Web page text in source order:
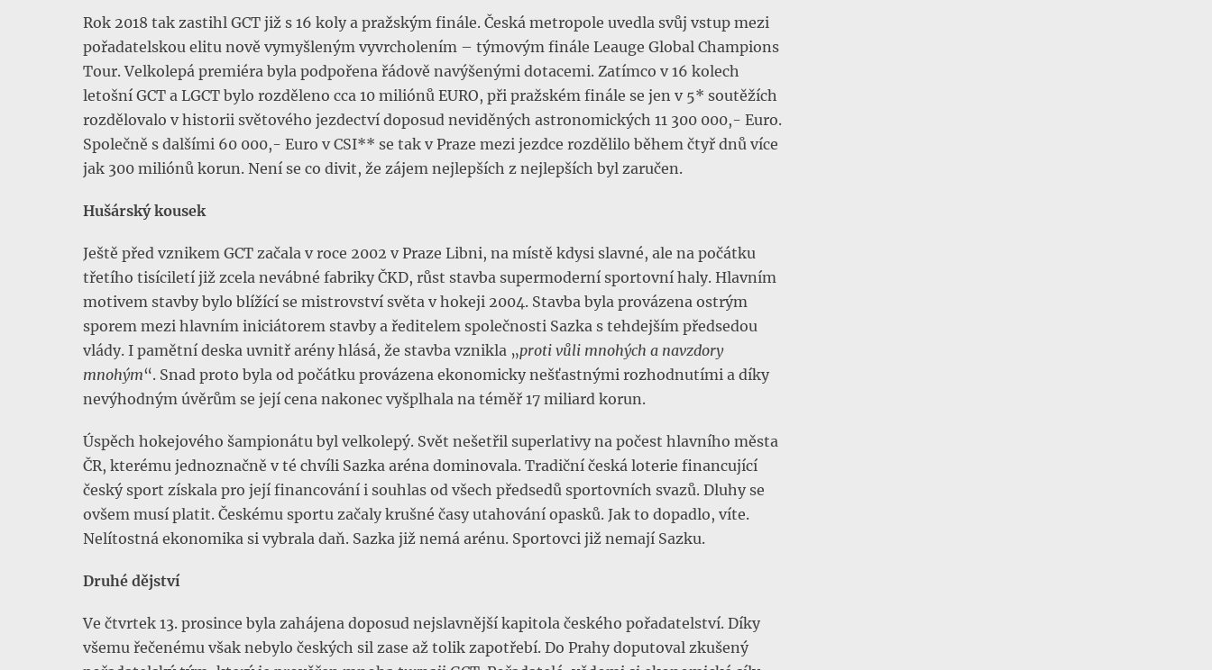
Rok 2018 tak zastihl GCT již s 16 koly a pražským finále. Česká metropole uvedla svůj vstup mezi
pořadatelskou elitu nově vymyšleným vyvrcholením – týmovým finále Leauge Global Champions
Tour. Velkolepá premiéra byla podpořena řádově navýšenými dotacemi. Zatímco v 16 kolech
letošní GCT a LGCT bylo rozděleno cca 10 miliónů EURO, při pražském finále se jen v 5* soutěžích
rozdělovalo v historii světového jezdectví doposud neviděných astronomických 11 300 000,- Euro.
Společně s dalšími 60 000,- Euro v CSI** se tak v Praze mezi jezdce rozdělilo během čtyř dnů více
jak 300 miliónů korun. Není se co divit, že zájem nejlepších z nejlepších byl zaručen.
Hušárský kousek
Ještě před vznikem GCT začala v roce 2002 v Praze Libni, na místě kdysi slavné, ale na počátku
třetího tisíciletí již zcela nevábné fabriky ČKD, růst stavba supermoderní sportovní haly. Hlavním
motivem stavby bylo blížící se mistrovství světa v hokeji 2004. Stavba byla provázena ostrým
sporem mezi hlavním iniciátorem stavby a ředitelem společnosti Sazka s tehdejším předsedou
vlády. I pamětní deska uvnitř arény hlásá, že stavba vznikla „proti vůli mnohých a navzdory
mnohým“. Snad proto byla od počátku provázena ekonomicky nešťastnými rozhodnutími a díky
nevýhodným úvěrům se její cena nakonec vyšplhala na téměř 17 miliard korun.
Úspěch hokejového šampionátu byl velkolepý. Svět nešetřil superlativy na počest hlavního města
ČR, kterému jednoznačně v té chvíli Sazka aréna dominovala. Tradiční česká loterie financující
český sport získala pro její financování i souhlas od všech předsedů sportovních svazů. Dluhy se
ovšem musí platit. Českému sportu začaly krušné časy utahování opasků. Jak to dopadlo, víte.
Nelítostná ekonomika si vybrala daň. Sazka již nemá arénu. Sportovci již nemají Sazku.
Druhé dějství
Ve čtvrtek 13. prosince byla zahájena doposud nejslavnější kapitola českého pořadatelství. Díky
všemu řečenému však nebylo českých sil zase až tolik zapotřebí. Do Prahy doputoval zkušený